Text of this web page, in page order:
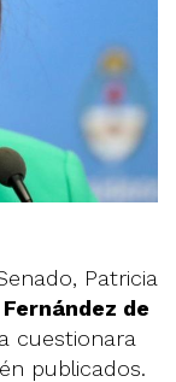
Patricia
de
cuestionara
publicados.